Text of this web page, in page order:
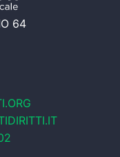
64